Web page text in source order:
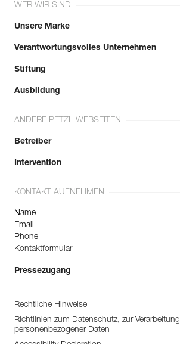
WER WIR SIND
Unsere Marke
Verantwortungsvolles Unternehmen
Stiftung
Ausbildung
ANDERE PETZL WEBSEITEN
Betreiber
Intervention
KONTAKT AUFNEHMEN
Name
Email
Phone
Kontaktformular
Pressezugang
Rechtliche Hinweise
Richtlinien zum Datenschutz, zur Verarbeitung
personenbezogener Daten